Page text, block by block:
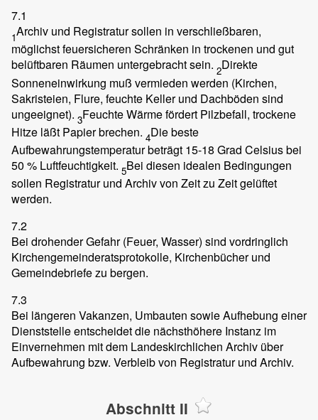
7.1
1Archiv und Registratur sollen in verschließbaren,
möglichst feuersicheren Schränken in trockenen und gut
belüftbaren Räumen untergebracht sein. 2Direkte
Sonneneinwirkung muß vermieden werden (Kirchen,
Sakristeien, Flure, feuchte Keller und Dachböden sind
ungeeignet). 3Feuchte Wärme fördert Pilzbefall, trockene
Hitze läßt Papier brechen. 4Die beste
Aufbewahrungstemperatur beträgt 15-18 Grad Celsius bei
50 % Luftfeuchtigkeit. 5Bei diesen idealen Bedingungen
sollen Registratur und Archiv von Zeit zu Zeit gelüftet
werden.
7.2
Bei drohender Gefahr (Feuer, Wasser) sind vordringlich
Kirchengemeinderatsprotokolle, Kirchenbücher und
Gemeindebriefe zu bergen.
7.3
Bei längeren Vakanzen, Umbauten sowie Aufhebung einer
Dienststelle entscheidet die nächsthöhere Instanz im
Einvernehmen mit dem Landeskirchlichen Archiv über
Aufbewahrung bzw. Verbleib von Registratur und Archiv.
Abschnitt II